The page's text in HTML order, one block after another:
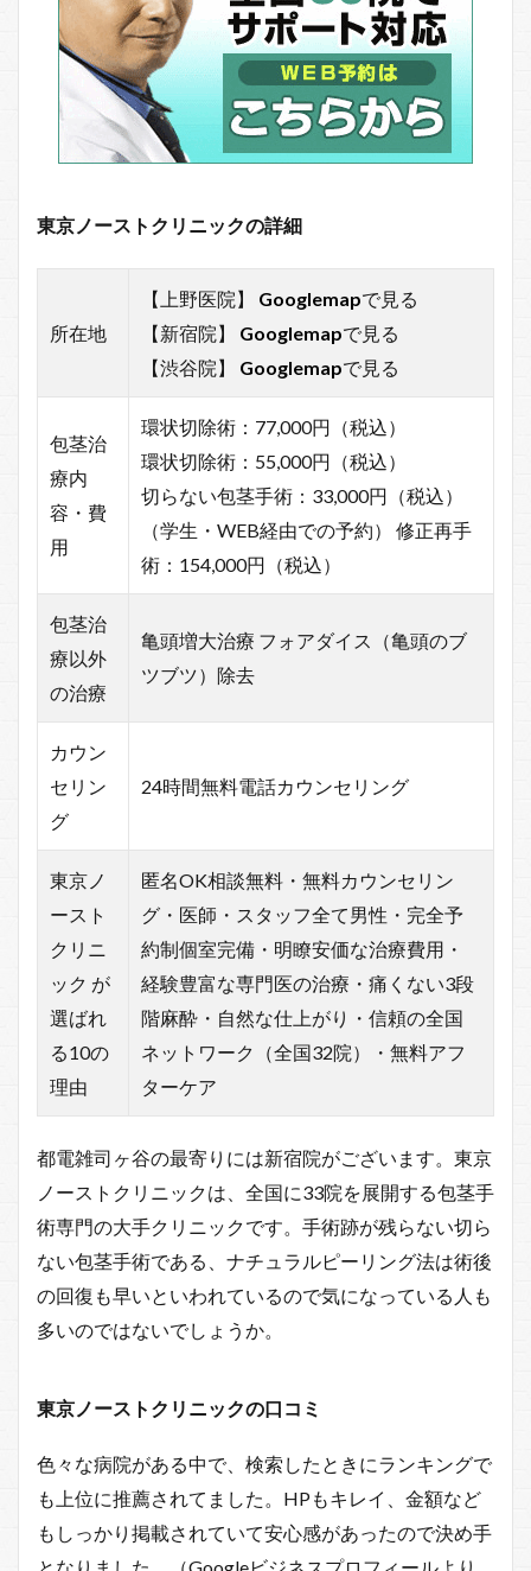
東京ノーストクリニックの詳細
所在地
【上野医院】 Googlemapで見る
【新宿院】 Googlemapで見る
【渋谷院】
Googlemapで見る
包茎治
療内
容・費
用
環状切除術：77,000円（税込）
環状切除術：55,000円（税込）
切らない包茎手術：33,000円（税込）
（学生・WEB経由での予約） 修正再手
術：154,000円（税込）
包茎治
療以外
の治療
亀頭増大治療 フォアダイス（亀頭のブ
ツブツ）除去
カウン
セリン
グ
24時間無料電話カウンセリング
東京ノ
ースト
クリニ
ック が
選ばれ
る10の
理由
匿名OK相談無料・無料カウンセリン
グ・医師・スタッフ全て男性・完全予
約制個室完備・明瞭安価な治療費用・
経験豊富な専門医の治療・痛くない3段
階麻酔・自然な仕上がり・信頼の全国
ネットワーク（全国32院）・無料アフ
ターケア
都電雑司ヶ谷の最寄りには新宿院がございます。東京
ノーストクリニックは、全国に33院を展開する包茎手
術専門の大手クリニックです。手術跡が残らない切ら
ない包茎手術である、ナチュラルピーリング法は術後
の回復も早いといわれているので気になっている人も
多いのではないでしょうか。
東京ノーストクリニックの口コミ
色々な病院がある中で、検索したときにランキングで
も上位に推薦されてました。HPもキレイ、金額など
もしっかり掲載されていて安心感があったので決め手